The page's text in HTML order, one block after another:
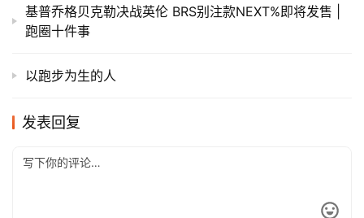
基普乔格贝克勒决战英伦 BRS别注款NEXT%即将发售 |
跑圈十件事
以跑步为生的人
发表回复